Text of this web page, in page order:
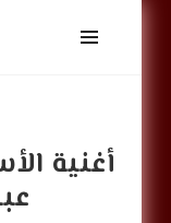
أغنية